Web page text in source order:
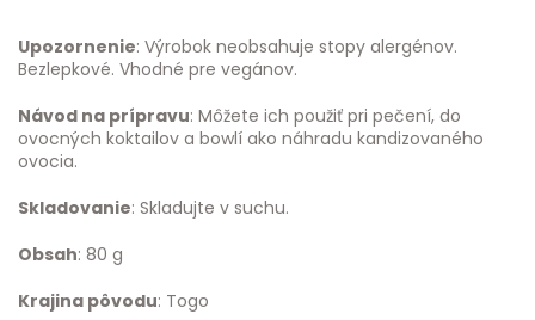
Upozornenie: Výrobok neobsahuje stopy alergénov.
Bezlepkové. Vhodné pre vegánov.
Návod na prípravu: Môžete ich použiť pri pečení, do
ovocných koktailov a bowlí ako náhradu kandizovaného
ovocia.
Skladovanie: Skladujte v suchu.
Obsah: 80 g
Krajina pôvodu: Togo